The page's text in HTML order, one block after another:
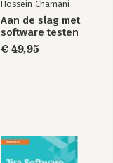
Hossein Chamani
Aan de slag met
software testen
€ 49,95